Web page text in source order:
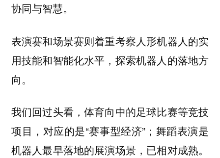
协同与智慧。
表演赛和场景赛则着重考察人形机器人的实
用技能和智能化水平，探索机器人的落地方
向。
我们回过头看，体育向中的足球比赛等竞技
项目，对应的是“赛事型经济”；舞蹈表演是
机器人最早落地的展演场景，已相对成熟。